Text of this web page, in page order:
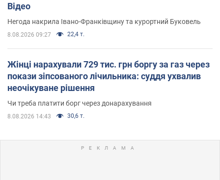
Відео
Негода накрила Івано-Франківщину та курортний Буковель
8.08.2026 09:27 22,4 т.
Жінці нарахували 729 тис. грн боргу за газ через
покази зіпсованого лічильника: суддя ухвалив
неочікуване рішення
Чи треба платити борг через донарахування
8.08.2026 14:43 30,6 т.